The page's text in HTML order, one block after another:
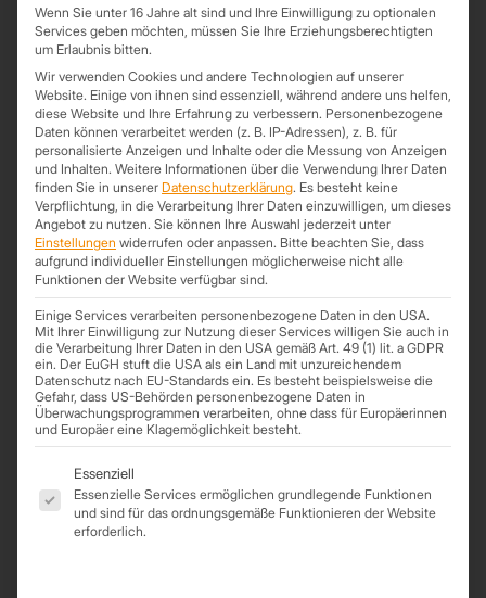
weniger stark beanspruchte Bereiche.
Kategorie: Unkategorisiert Schlagwörter:40 mm 40 mm Sandwichdach
Dachplatten,Dachplatten mit Dämmung,Energie sparen,Heizkosten sparen,
Sandwichdach, Sandwichpaneel,Sandwichplatten,Sandwichplatten Dach,
Sandwichplatten günstig
Produktdetails Informationen
Zusätzliche Information
Länge nach Lagerbestand
Kernstärke 40 mm
Deckbreite 1000 mm
Material Stahl verzinkt
Dämmkern
Gewicht 11,5 Kg/m²
Wenn Sie unter 16 Jahre alt sind und Ihre Einwilligung zu optionalen
Services geben möchten, müssen Sie Ihre Erziehungsberechtigten
um Erlaubnis bitten.
Wir verwenden Cookies und andere Technologien auf unserer
Website. Einige von ihnen sind essenziell, während andere uns helfen,
diese Website und Ihre Erfahrung zu verbessern. Personenbezogene
Daten können verarbeitet werden (z. B. IP-Adressen), z. B. für
personalisierte Anzeigen und Inhalte oder die Messung von Anzeigen
und Inhalten. Weitere Informationen über die Verwendung Ihrer Daten
finden Sie in unserer Datenschutzerklärung. Es besteht keine
Verpflichtung, in die Verarbeitung Ihrer Daten einzuwilligen, um dieses
Angebot zu nutzen. Sie können Ihre Auswahl jederzeit unter
Einstellungen widerrufen oder anpassen. Bitte beachten Sie, dass
aufgrund individueller Einstellungen möglicherweise nicht alle
Funktionen der Website verfügbar sind.
Einige Services verarbeiten personenbezogene Daten in den USA.
Mit Ihrer Einwilligung zur Nutzung dieser Services willigen Sie auch in
die Verarbeitung Ihrer Daten in den USA gemäß Art. 49 (1) lit. a GDPR
ein. Der EuGH stuft die USA als ein Land mit unzureichendem
Datenschutz nach EU-Standards ein. Es besteht beispielsweise die
Gefahr, dass US-Behörden personenbezogene Daten in
Überwachungsprogrammen verarbeiten, ohne dass für Europäerinnen
und Europäer eine Klagemöglichkeit besteht.
Es folgt eine Liste der Service-Gruppen, für die eine
Essenziell
Essenzielle Services ermöglichen grundlegende Funktionen
und sind für das ordnungsgemäße Funktionieren der Website
erforderlich.